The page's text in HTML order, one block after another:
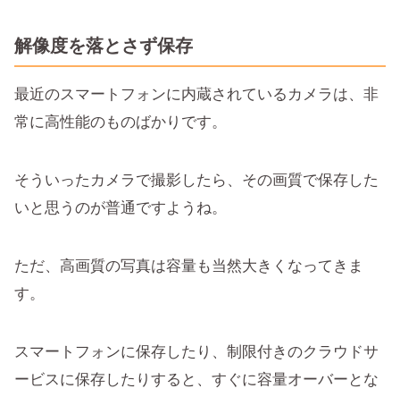
解像度を落とさず保存
最近のスマートフォンに内蔵されているカメラは、非
常に高性能のものばかりです。
そういったカメラで撮影したら、その画質で保存した
いと思うのが普通ですようね。
ただ、高画質の写真は容量も当然大きくなってきま
す。
スマートフォンに保存したり、制限付きのクラウドサ
ービスに保存したりすると、すぐに容量オーバーとな